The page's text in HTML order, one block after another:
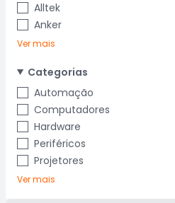
Alltek
Anker
Ver mais
Categorias
Automação
Computadores
Hardware
Periféricos
Projetores
Ver mais